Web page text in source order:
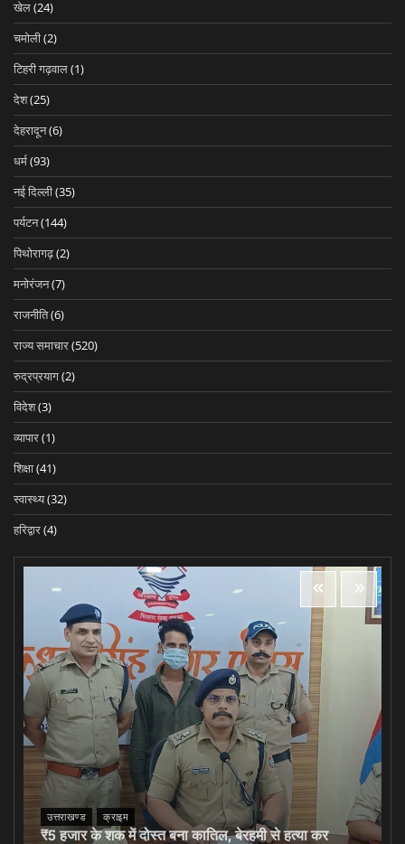
खेल(24)
चमोली(2)
टिहरी गढ़वाल(1)
देश(25)
देहरादून(6)
धर्म(93)
नई दिल्ली(35)
पर्यटन(144)
पिथोरागढ़(2)
मनोरंजन(7)
राजनीति(6)
राज्य समाचार(520)
रुद्रप्रयाग(2)
विदेश(3)
व्यापार(1)
शिक्षा(41)
स्वास्थ्य(32)
हरिद्वार(4)
उत्तराखण्ड क्राइम
₹5 हजार के शक में दोस्त बना कातिल, बेरहमी से हत्या कर